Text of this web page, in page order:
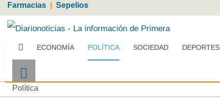
Farmacias Sepelios
ECONOMÍA POLÍTICA SOCIEDAD DEPORTES
Política